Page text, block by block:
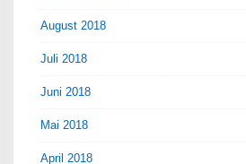
August 2018
Juli 2018
Juni 2018
Mai 2018
April 2018